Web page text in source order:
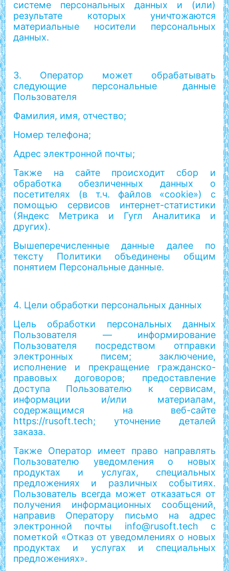
системе персональных данных и (или)
результате которых уничтожаются
материальные носители персональных
данных.
3. Оператор может обрабатывать
следующие персональные данные
Пользователя
Фамилия, имя, отчество;
Номер телефона;
Адрес электронной почты;
Также на сайте происходит сбор и
обработка обезличенных данных о
посетителях (в т.ч. файлов «cookie») с
помощью сервисов интернет-статистики
(Яндекс Метрика и Гугл Аналитика и
других).
Вышеперечисленные данные далее по
тексту Политики объединены общим
понятием Персональные данные.
4. Цели обработки персональных данных
Цель обработки персональных данных
Пользователя — информирование
Пользователя посредством отправки
электронных писем; заключение,
исполнение и прекращение гражданско-
правовых договоров; предоставление
доступа Пользователю к сервисам,
информации и/или материалам,
содержащимся на веб-сайте
https://rusoft.tech; уточнение деталей
заказа.
Также Оператор имеет право направлять
Пользователю уведомления о новых
продуктах и услугах, специальных
предложениях и различных событиях.
Пользователь всегда может отказаться от
получения информационных сообщений,
направив Оператору письмо на адрес
электронной почты info@rusoft.tech с
пометкой «Отказ от уведомлениях о новых
продуктах и услугах и специальных
предложениях».